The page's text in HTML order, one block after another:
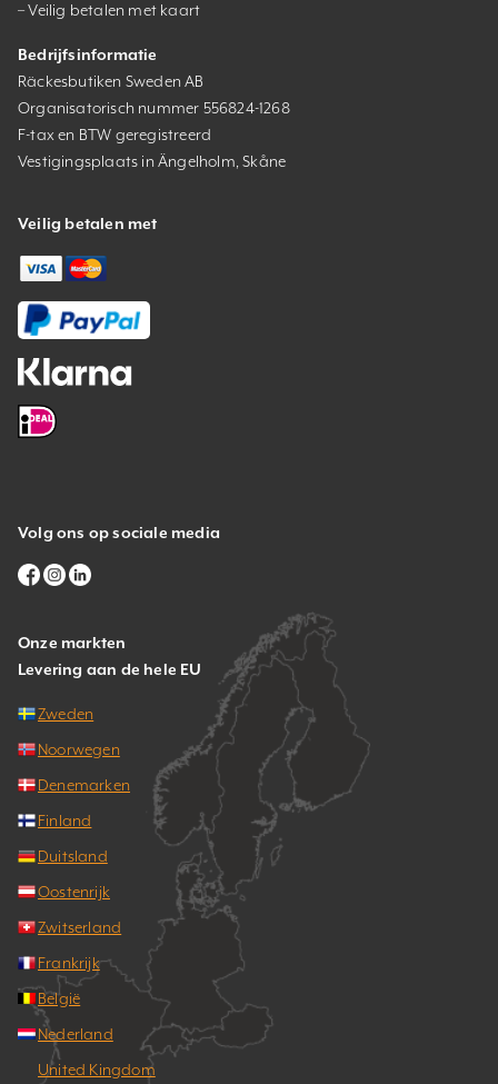
– Veilig betalen met kaart
Bedrijfsinformatie
Räckesbutiken Sweden AB
Organisatorisch nummer 556824-1268
F-tax en BTW geregistreerd
Vestigingsplaats in Ängelholm, Skåne
Veilig betalen met
Volg ons op sociale media
Onze markten
Levering aan de hele EU
Zweden
Noorwegen
Denemarken
Finland
Duitsland
Oostenrijk
Zwitserland
Frankrijk
België
Nederland
United Kingdom